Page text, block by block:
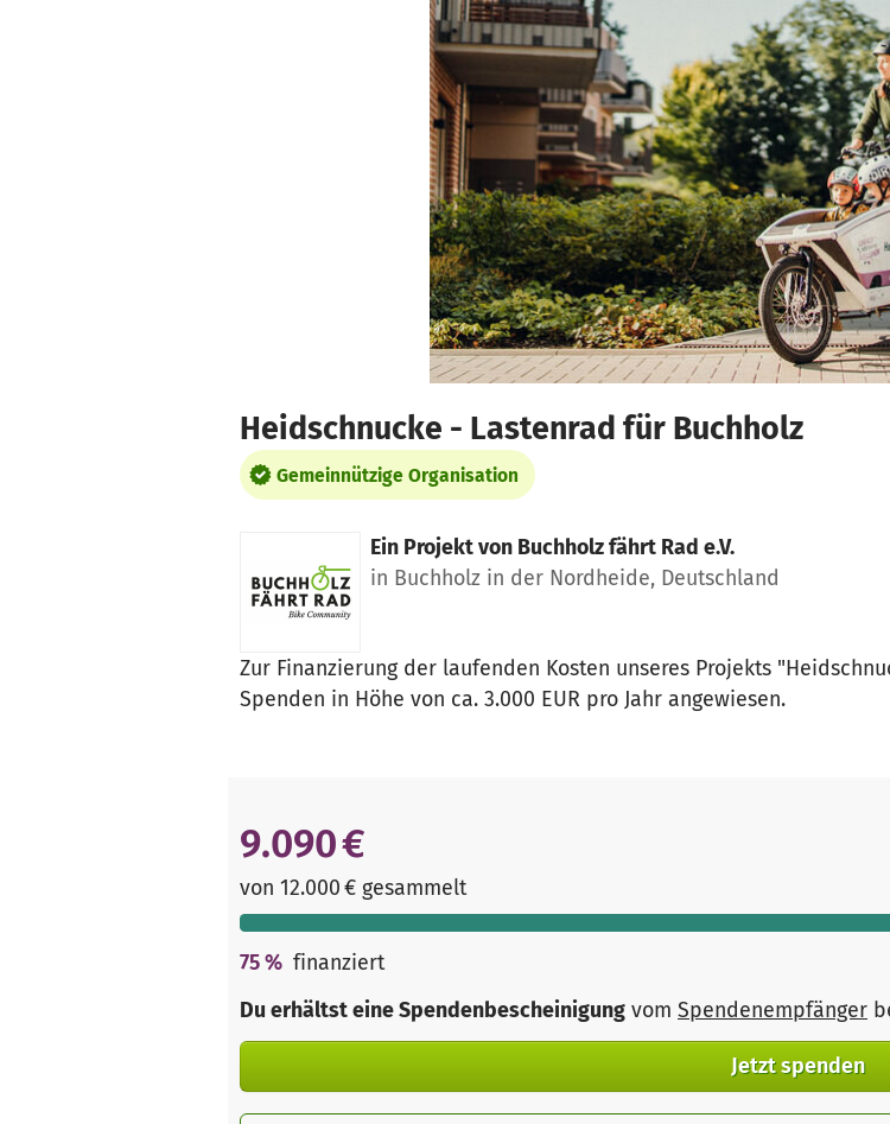
Heidschnucke - Lastenrad für Buchholz
Gemeinnützige Organisation
Ein Projekt von Buchholz fährt Rad e.V.
in Buchholz in der Nordheide, Deutschland
Zur Finanzierung der laufenden Kosten unseres Projekts
Spenden in Höhe von ca. 3.000 EUR pro Jahr angewiesen.
9.090 €
von 12.000 € gesammelt
75% finanziert
Du erhältst eine Spendenbescheinigung vom Spendenempfänger
Jetzt spenden